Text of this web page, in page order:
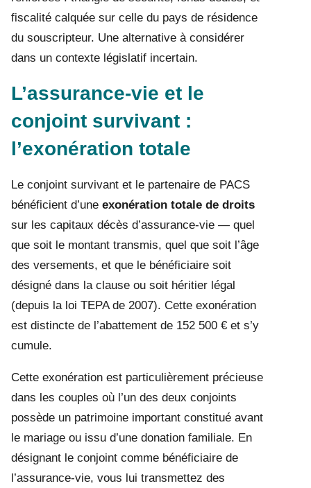
fiscalité calquée sur celle du pays de résidence
du souscripteur. Une alternative à considérer
dans un contexte législatif incertain.
L’assurance-vie et le
conjoint survivant :
l’exonération totale
Le conjoint survivant et le partenaire de PACS
bénéficient d’une exonération totale de droits
sur les capitaux décès d’assurance-vie — quel
que soit le montant transmis, quel que soit l’âge
des versements, et que le bénéficiaire soit
désigné dans la clause ou soit héritier légal
(depuis la loi TEPA de 2007). Cette exonération
est distincte de l’abattement de 152 500 € et s’y
cumule.
Cette exonération est particulièrement précieuse
dans les couples où l’un des deux conjoints
possède un patrimoine important constitué avant
le mariage ou issu d’une donation familiale. En
désignant le conjoint comme bénéficiaire de
l’assurance-vie, vous lui transmettez des